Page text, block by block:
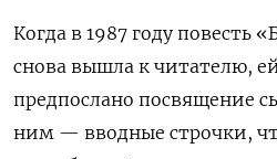
Когда в 1987 году повесть
снова вышла к читателю,
предпослано посвящение
ним — вводные строчки,